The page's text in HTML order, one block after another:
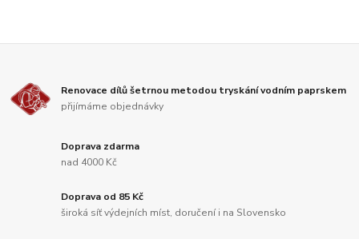
Renovace dílů šetrnou metodou tryskání vodním paprskem
přijímáme objednávky
Doprava zdarma
nad 4000 Kč
Doprava od 85 Kč
široká síť výdejních míst, doručení i na Slovensko